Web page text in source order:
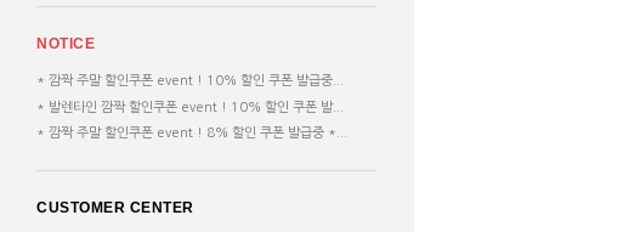
NOTICE
* 깜짝 주말 할인쿠폰 event ! 10% 할인 쿠폰 발급중...
* 발렌타인 깜짝 할인쿠폰 event ! 10% 할인 쿠폰 발...
* 깜짝 주말 할인쿠폰 event ! 8% 할인 쿠폰 발급중 *...
CUSTOMER CENTER